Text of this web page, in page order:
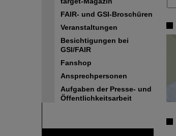
FAIR- und GSI-Broschüren
Veranstaltungen
Besichtigungen bei
GSI/FAIR
Fanshop
Ansprechpersonen
Aufgaben der Presse- und
Öffentlichkeitsarbeit